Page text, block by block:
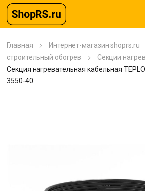
Главная Интернет-магазин shoprs.ru
строительный обогрев
Секции
Секция нагревательная кабельная
3550-40